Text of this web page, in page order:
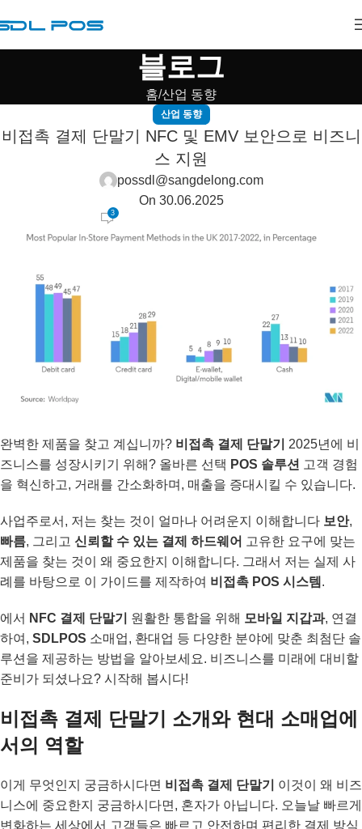
블로그
홈 산업 동향
산업 동향
비접촉 결제 단말기 NFC 및 EMV 보안으로 비즈니
스 지원
possdl@sangdelong.com
On 30.06.2025
3
완벽한 제품을 찾고 계십니까? 비접촉 결제 단말기
2025년에 비
즈니스를 성장시키기 위해? 올바른 선택 POS 솔루션 고객 경험
을 혁신하고, 거래를 간소화하며, 매출을 증대시킬 수 있습니다.
사업주로서, 저는 찾는 것이 얼마나 어려운지 이해합니다 보안,
빠름, 그리고 신뢰할 수 있는 결제 하드웨어 고유한 요구에 맞는
제품을 찾는 것이 왜 중요한지 이해합니다. 그래서 저는 실제 사
례를 바탕으로 이 가이드를 제작하여 비접촉 POS 시스템 .
에서 NFC 결제 단말기 원활한 통합을 위해 모바일 지갑과, 연결
하여, SDLPOS 소매업, 환대업 등 다양한 분야에 맞춘 최첨단 솔
루션을 제공하는 방법을 알아보세요. 비즈니스를 미래에 대비할
준비가 되셨나요? 시작해 봅시다!
비접촉 결제 단말기 소개와 현대 소매업에
서의 역할
이게 무엇인지 궁금하시다면 비접촉 결제 단말기
이것이 왜 비즈
니스에 중요한지 궁금하시다면, 혼자가 아닙니다. 오늘날 빠르게
변화하는 세상에서 고객들은 빠르고 안전하며 편리한 결제 방식